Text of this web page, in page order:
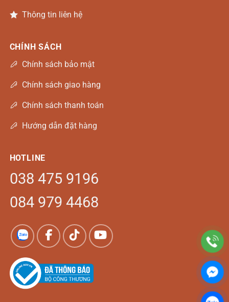
Thông tin liên hệ
CHÍNH SÁCH
Chính sách bảo mật
Chính sách giao hàng
Chính sách thanh toán
Hướng dẫn đặt hàng
HOTLINE
038 475 9196
084 979 4468